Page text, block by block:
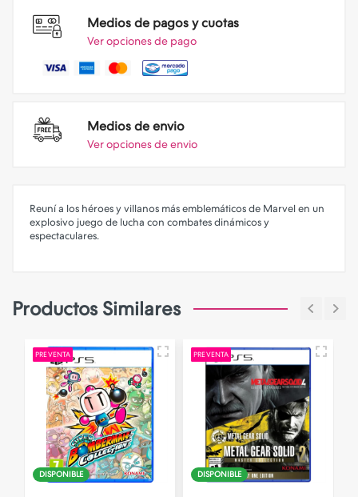
Medios de pagos y cuotas
Ver opciones de pago
Medios de envio
Ver opciones de envio
Reuní a los héroes y villanos más emblemáticos de Marvel en un
explosivo juego de lucha con combates dinámicos y
espectaculares.
Productos Similares
PREVENTA
DISPONIBLE
PREVENTA
DISPONIBLE